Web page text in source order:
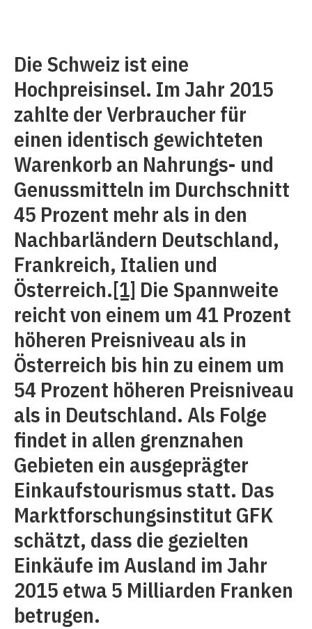
Die Schweiz ist eine
Hochpreisinsel. Im Jahr 2015
zahlte der Verbraucher für
einen identisch gewichteten
Warenkorb an Nahrungs- und
Genussmitteln im Durchschnitt
45 Prozent mehr als in den
Nachbarländern Deutschland,
Frankreich, Italien und
Österreich.[1] Die Spannweite
reicht von einem um 41 Prozent
höheren Preisniveau als in
Österreich bis hin zu einem um
54 Prozent höheren Preisniveau
als in Deutschland. Als Folge
findet in allen grenznahen
Gebieten ein ausgeprägter
Einkaufstourismus statt. Das
Marktforschungsinstitut GFK
schätzt, dass die gezielten
Einkäufe im Ausland im Jahr
2015 etwa 5 Milliarden Franken
betrugen.